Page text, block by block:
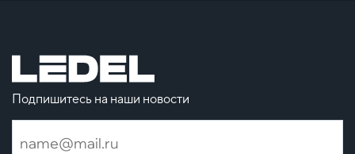
Подпишитесь на наши новости